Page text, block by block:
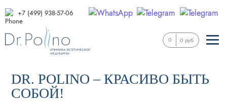
+7 (499) 938-57-06
0 0 руб
DR. POLINO – КРАСИВО БЫТЬ
СОБОЙ!